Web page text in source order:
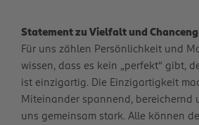
Statement zu Vielfalt und
Für uns zählen Persönlichkeit und
wissen, dass es kein „perfekt“ gibt,
ist einzigartig. Die Einzigartigkeit
Miteinander spannend, bereichernd
uns gemeinsam stark. Alle können